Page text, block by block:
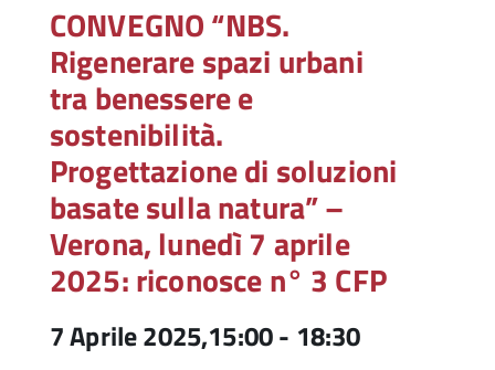
CONVEGNO “NBS.
Rigenerare spazi urbani
tra benessere e
sostenibilità.
Progettazione di soluzioni
basate sulla natura” –
Verona, lunedì 7 aprile
2025: riconosce n° 3 CFP
7 Aprile 2025,15:00- 18:30